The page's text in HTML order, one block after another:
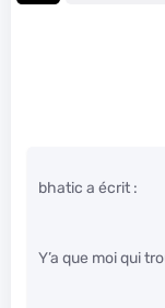
bhatic a écrit :
Y’a que moi qui